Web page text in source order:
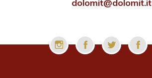
dolomit@dolomit.it